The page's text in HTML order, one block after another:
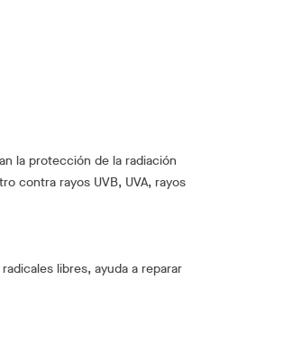
la protección de la radiación
contra rayos UVB, UVA, rayos
libres, ayuda a reparar